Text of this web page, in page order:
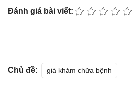
Đánh giá bài viết:
Chủ đề: giá khám chữa bệnh